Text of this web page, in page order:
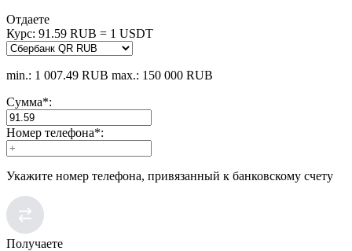
Отдаете
Курс: 91.59 RUB = 1 USDT
min.: 1 007.49 RUB max.: 150 000 RUB
Сумма*:
Номер телефона*:
Укажите номер телефона, привязанный к банковскому счету
Получаете